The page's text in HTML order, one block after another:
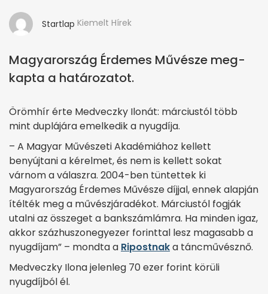
Startlap Kiemelt Hírek
Magyarország Érdemes Művésze meg­
kapta a ha­tá­ro­za­tot.
Örömhír érte Medveczky Ilonát: márciustól több
mint duplájára emelkedik a nyugdíja.
– A Magyar Művészeti Akadémiához kellett
benyújtani a kérelmet, és nem is kellett sokat
várnom a válaszra. 2004-ben tüntettek ki
Magyarország Érdemes Művésze díjjal, ennek alapján
ítélték meg a művészjáradékot. Márciustól fogják
utalni az összeget a bankszámlámra. Ha minden igaz,
akkor százhuszonegyezer forinttal lesz magasabb a
nyugdíjam” – mondta a Ripostnaka táncművésznő.
Medveczky Ilona jelenleg 70 ezer forint körüli
nyugdíjból él.